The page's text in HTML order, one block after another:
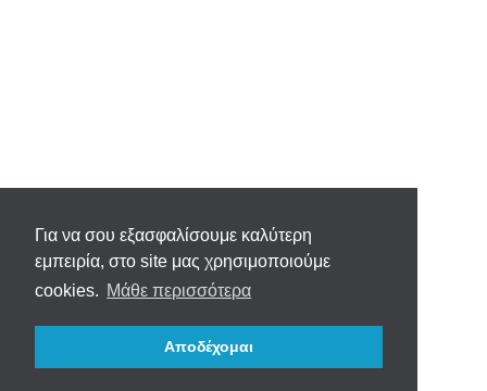
Για να σου εξασφαλίσουμε καλύτερη
εμπειρία, στο site μας χρησιμοποιούμε
cookies. Μάθε περισσότερα
Αποδέχομαι